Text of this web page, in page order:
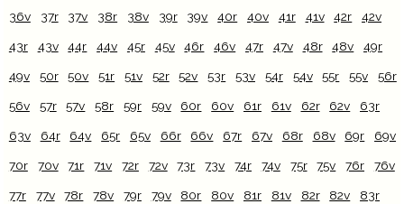
36v 37r 37v 38r 38v 39r 39v 40r 40v 41r 41v 42r 42v
43r 43v 44r 44v 45r 45v 46r 46v 47r 47v 48r 48v 49r
49v 50r 50v 51r 51v 52r 52v 53r 53v 54r 54v 55r 55v 56r
56v 57r 57v 58r 59r 59v 60r 60v 61r 61v 62r 62v 63r
63v 64r 64v 65r 65v 66r 66v 67r 67v 68r 68v 69r 69v
70r 70v 71r 71v 72r 72v 73r 73v 74r 74v 75r 75v 76r 76v
77r 77v 78r 78v 79r 79v 80r 80v 81r 81v 82r 82v 83r